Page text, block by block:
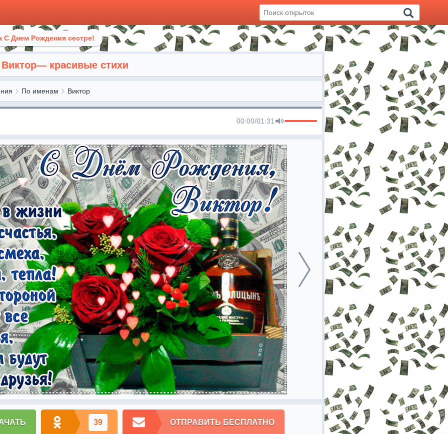
С Днем Рождения сестре!
красивые стихи
По именам Виктор
00:00/01:31
39 ОТПРАВИТЬ БЕСПЛАТНО